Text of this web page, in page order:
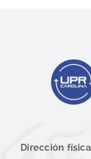
Dirección